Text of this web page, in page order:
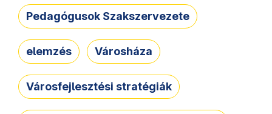
Pedagógusok Szakszervezete
elemzés Városháza
Városfejlesztési stratégiák